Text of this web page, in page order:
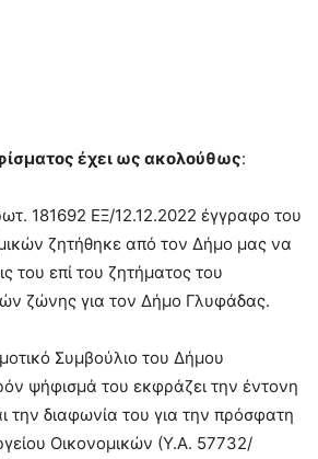
έχει ως ακολούθως:
181692 ΕΞ/12.12.2022 έγγραφο του
ζητήθηκε από τον Δήμο μας να
του επί του ζητήματος του
ζώνης για τον Δήμο Γλυφάδας.
Συμβούλιο του Δήμου
ψήφισμά του εκφράζει την έντονη
την διαφωνία του για την πρόσφατη
Οικονομικών (Υ.Α. 57732/